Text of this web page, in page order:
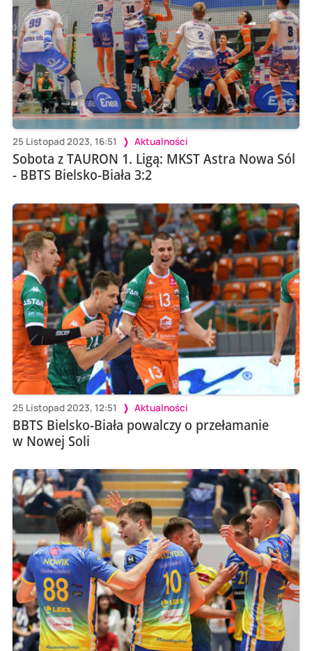
25 Listopad 2023, 16:51 Aktualności
Sobota z TAURON 1. Ligą: MKST Astra Nowa Sól
- BBTS Bielsko-Biała 3:2
25 Listopad 2023, 12:51 Aktualności
BBTS Bielsko-Biała powalczy o przełamanie
w Nowej Soli